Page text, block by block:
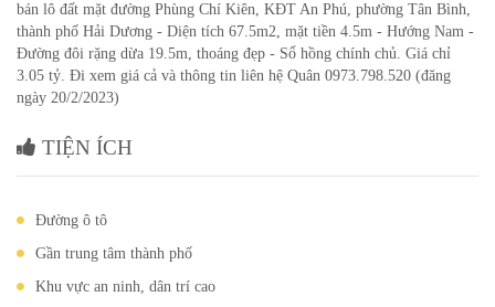
bán lô đất mặt đường Phùng Chí Kiên, KĐT An Phú, phường Tân Bình,
thành phố Hải Dương - Diện tích 67.5m2, mặt tiền 4.5m - Hướng Nam -
Đường đôi rặng dừa 19.5m, thoáng đẹp - Sổ hồng chính chủ. Giá chỉ
3.05 tỷ. Đi xem giá cả và thông tin liên hệ Quân 0973.798.520 (đăng
ngày 20/2/2023)
TIỆN ÍCH
Đường ô tô
Gần trung tâm thành phố
Khu vực an ninh, dân trí cao